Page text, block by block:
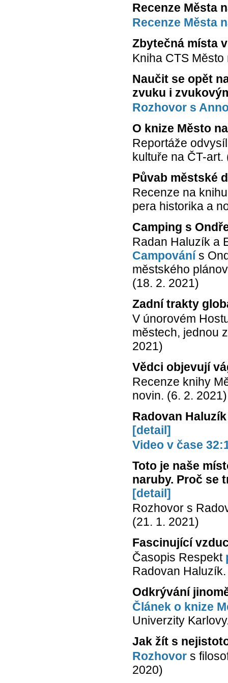
Recenze Města
Recenze Města
Zbytečná místa
Kniha CTS
Naučit se opět
zvuku i
Rozhovor s
O knize Město
Reportáže
kultuře na ČT-art.
Půvab městské
Recenze na
pera historika a
Camping s
Radan Haluzík a
Campovánís
městského
(18. 2. 2021)
Zadní trakty
V únorovém
městech, jednou
2021)
Vědci objevují
Recenze knihy
novin. (6. 2. 2021)
Radovan
[detail]
Video v čase
Toto je naše
naruby. Proč se
[detail]
Rozhovor s
(21. 1. 2021)
Fascinující
Časopis Respekt
Radovan
Odkrývání
Článek o knize
Univerzity
Jak žít s
Rozhovor s
2020)